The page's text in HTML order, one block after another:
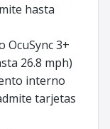
hasta
OcuSync 3+
26.8 mph)
interno
tarjetas